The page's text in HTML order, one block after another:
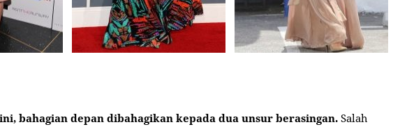
bahagian depan dibahagikan kepada dua unsur berasingan. Salah